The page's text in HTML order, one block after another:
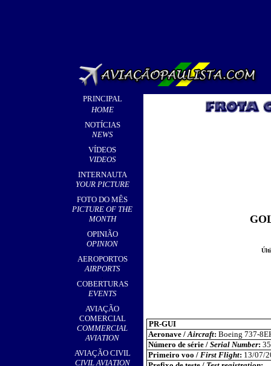
PRINCIPAL
HOME
NOTÍCIAS
NEWS
VÍDEOS
VIDEOS
INTERNAUTA
YOUR PICTURE
FOTO DO MÊS
PICTURE OF THE
MONTH
OPINIÃO
OPINION
AEROPORTOS
AIRPORTS
,
COBERTURAS
EVENTS
AVIAÇÃO
COMERCIAL
COMMERCIAL
AVIATION
AVIAÇÃO CIVIL
CIVIL AVIATION
PR-GUI
Aeronave /Aircraft: Boeing 737-
Número de série / Serial Number:
Primeiro voo / First Flight: 13/07/